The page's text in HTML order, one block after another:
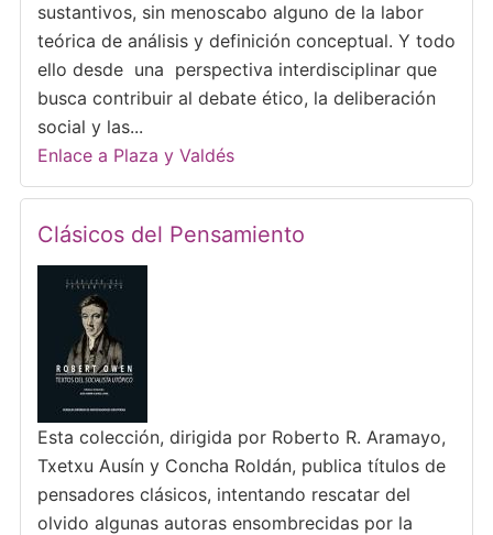
sustantivos, sin menoscabo alguno de la labor
teórica de análisis y definición conceptual. Y todo
ello desde una perspectiva interdisciplinar que
busca contribuir al debate ético, la deliberación
social y las...
Enlace a Plaza y Valdés
Clásicos del Pensamiento
Esta colección, dirigida por Roberto R. Aramayo,
Txetxu Ausín y Concha Roldán, publica títulos de
pensadores clásicos, intentando rescatar del
olvido algunas autoras ensombrecidas por la